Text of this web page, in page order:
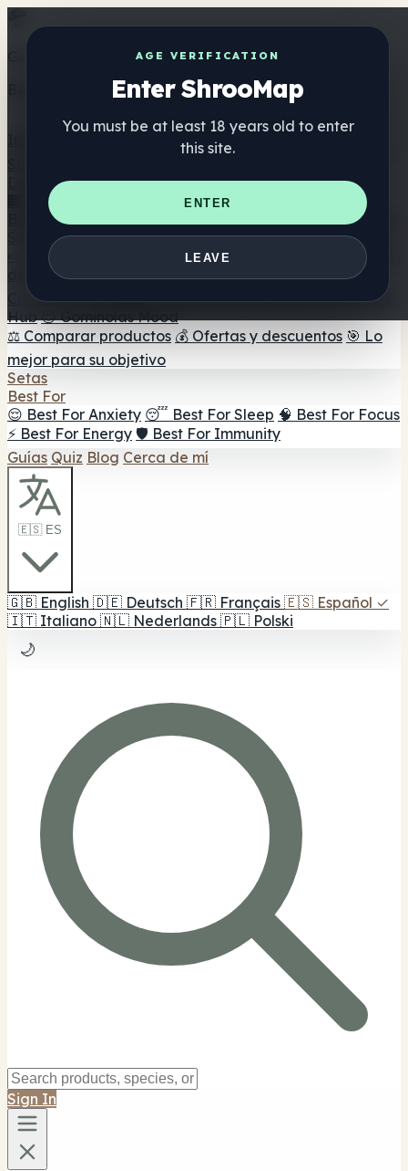
AGE VERIFICATION
Enter ShrooMap
You must be at least 18 years old to enter
this site.
ENTER
LEAVE
Get the ShrooMap app
Better than mobile web — one tap away
Directorio
🏢 Directorio de marcas
📍 Buscador de tiendas
Buscador de tiendas Smartshop
🛒 Headshops en línea
Suplementos
🍬 Gominolas de setas
💊 Cápsulas de setas
💧 Tinturas
de setas 🫙 Polvos de setas ☕ Café con setas 🍫
Chocolate con setas 💨 Mushroom Vapes 🍫 Shroom Bar
Hub 😌 Gominolas Mood
⚖️ Comparar productos 💰 Ofertas y descuentos 🎯 Lo
mejor para su objetivo
Setas
Best For
😌 Best For Anxiety 😴 Best For Sleep 🧠 Best For Focus
⚡ Best For Energy 🛡️ Best For Immunity
Guías Quiz Blog Cerca de mí
🇪🇸 ES
🇬🇧 English 🇩🇪 Deutsch 🇫🇷 Français 🇪🇸 Español ✓
🇮🇹 Italiano 🇳🇱 Nederlands 🇵🇱 Polski
🌙
Sign In